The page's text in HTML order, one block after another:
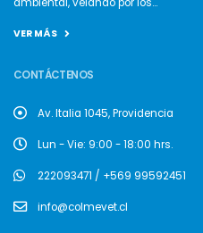
VER MÁS
CONTÁCTENOS
Av. Italia 1045, Providencia
Lun - Vie: 9:00 - 18:00 hrs.
222093471 / +569 99592451
info@colmevet.cl